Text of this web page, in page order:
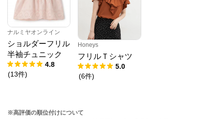
ナルミヤオンライン
ショルダーフリル
半袖チュニック
4.8
(13件)
Honeys
フリルＴシャツ
5.0
(6件)
※高評価の順位付けについて